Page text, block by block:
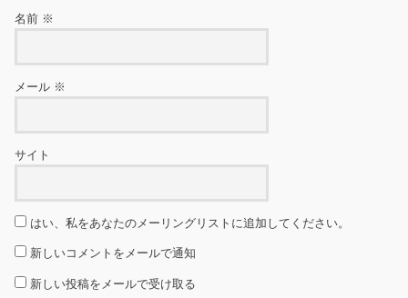
名前 ※
メール ※
サイト
はい、私をあなたのメーリングリストに追加してください。
新しいコメントをメールで通知
新しい投稿をメールで受け取る